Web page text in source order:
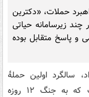
حملات، «دکترین
زیرسامانه حیاتی
و پاسخ متقابل بوده
سالگرد اولین حملهٔ
تروریستی مستقیم رژیم اسرائیل به ایران است که به جنگ ۱۲ روزه